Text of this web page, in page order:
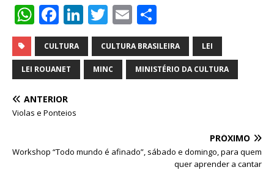
W
h
at
s
A
p
F
a
c
e
b
o
k
Li
n
k
e
T
w
it
te
E
m
ai
l
h
ar
e
CULTURA CULTURA BRASILEIRA LEI
LEI ROUANET MINC MINISTÉRIO DA CULTURA
ANTERIOR
Violas e Ponteios
PRÓXIMO
Workshop “Todo mundo é afinado”, sábado e domingo, para quem
quer aprender a cantar